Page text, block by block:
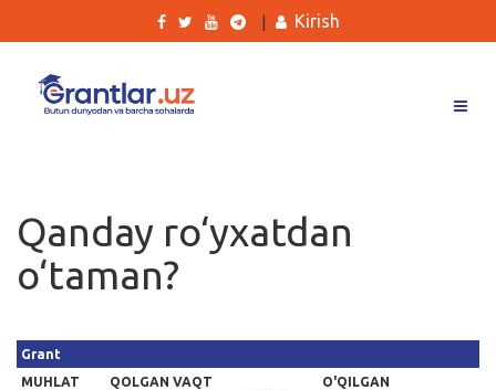
Ishlar
Kurslar
Yana
Kirish
Qanday ro‘yxatdan
o‘taman?
Grant
MUHLAT
QOLGAN VAQT
O'QILGAN